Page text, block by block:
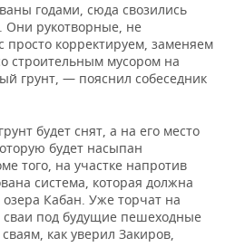
годами, сюда свозились
Они рукотворные, не
корректируем, заменяем
строительным мусором на
грунт, — пояснил собеседник
будет снят, а на его место
будет насыпан
того, на участке напротив
система, которая должна
Кабан. Уже торчат на
сваи под будущие пешеходные
как уверил Закиров,